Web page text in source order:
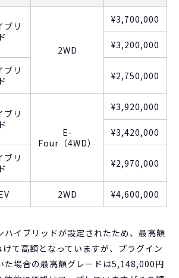
ブリ
2WD
¥3,700,000
¥3,200,000
ブリ
¥2,750,000
ブリ
E-
Four（4WD）
¥3,920,000
¥3,420,000
ブリ
¥2,970,000
2WD ¥4,600,000
ハイブリッドが設定されたため、最高額
て高額となっていますが、プラグイン
た場合の最高額グレードは5,148,000円